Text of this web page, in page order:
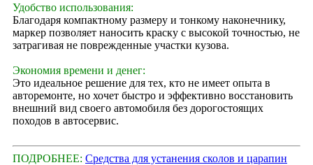
Удобство использования:
Благодаря компактному размеру и тонкому наконечнику,
маркер позволяет наносить краску с высокой точностью, не
затрагивая не поврежденные участки кузова.
Экономия времени и денег:
Это идеальное решение для тех, кто не имеет опыта в
авторемонте, но хочет быстро и эффективно восстановить
внешний вид своего автомобиля без дорогостоящих
походов в автосервис.
ПОДРОБНЕЕ: Средства для устанения сколов и царапин